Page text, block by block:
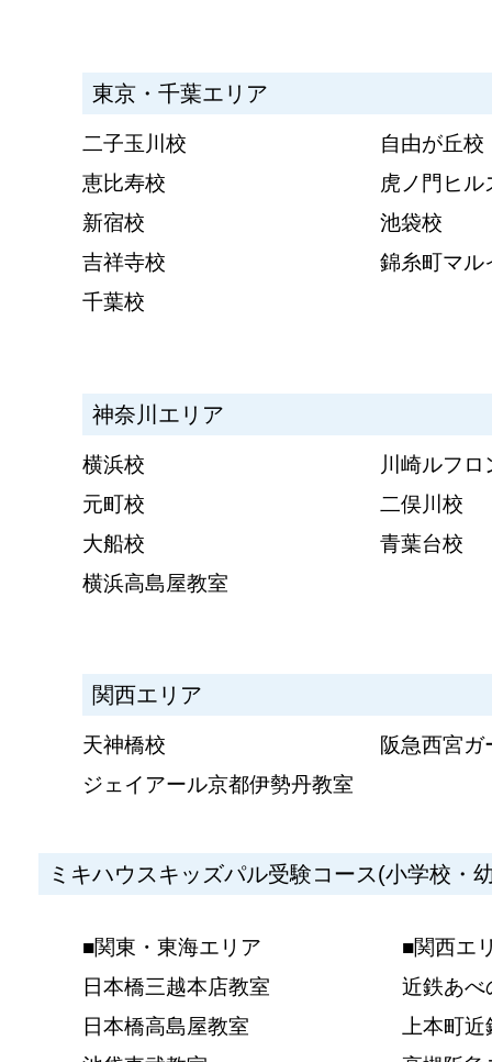
東京・千葉エリア
二子玉川校
自由が丘校
恵比寿校
虎ノ門ヒル
新宿校
池袋校
吉祥寺校
錦糸町マル
千葉校
神奈川エリア
横浜校
川崎ルフロ
元町校
二俣川校
大船校
青葉台校
横浜高島屋教室
関西エリア
天神橋校
阪急西宮ガ
ジェイアール京都伊勢丹教室
ミキハウスキッズパル受験コース(小学校・
■関東・東海エリア
日本橋三越本店教室
日本橋高島屋教室
■関西エ
近鉄あべ
上本町